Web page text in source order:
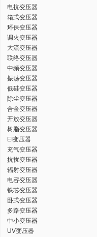
电抗变压器
箱式变压器
环保变压器
调火变压器
大流变压器
联络变压器
中频变压器
振荡变压器
低硅变压器
除尘变压器
合金变压器
开放变压器
树脂变压器
EI变压器
充气变压器
抗扰变压器
辐射变压器
电容变压器
铁芯变压器
卧式变压器
多路变压器
中小变压器
UV变压器